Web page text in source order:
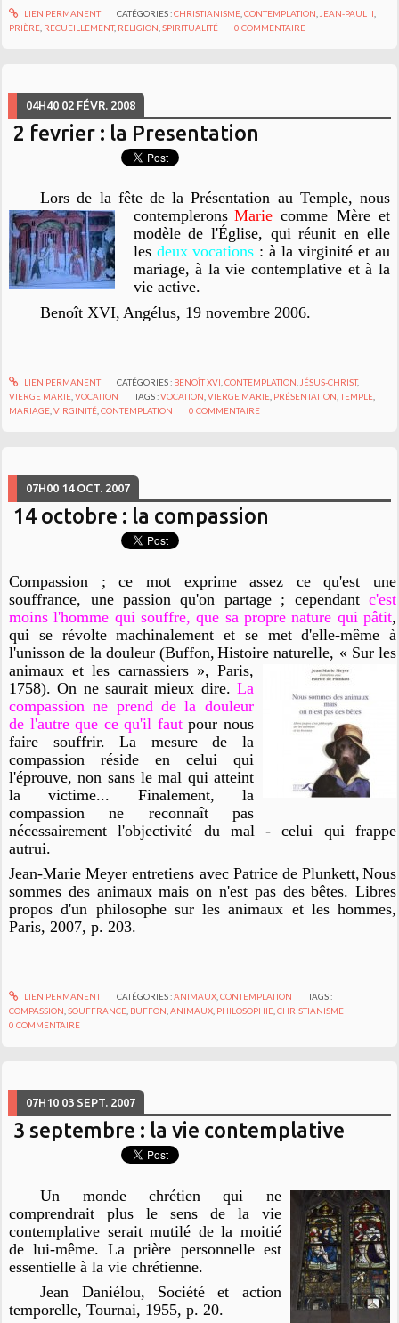
LIEN PERMANENT CATÉGORIES :CHRISTIANISME, CONTEMPLATION JEAN-PAUL II
PRIÈRE RECUEILLEMENT, RELIGION ,SPIRITUALITÉ 0 COMMENTAIRE
04H40 02 FÉVR. 2008
2 fevrier : la Presentation
Lors de la fête de la Présentation au Temple, nous
contemplerons Mariecomme Mère et
modèle de l'Église, qui réunit en elle
les deux vocations : à la virginité et au
mariage, à la vie contemplative et à la
vie active.
Benoît XVI, Angélus, 19 novembre 2006.
LIEN PERMANENT CATÉGORIES : BENOÎT XVI CONTEMPLATION JÉSUS-CHRIST,
VIERGE MARIE ,VOCATION TAGS :VOCATION ,VIERGE MARIE PRÉSENTATION ,TEMPLE
MARIAGE ,VIRGINITÉ ,CONTEMPLATION 0 COMMENTAIRE
07H00 14 OCT. 2007
14 octobre : la compassion
Compassion ; ce mot exprime assez ce qu'est une
souffrance, une passion qu'on partage ; cependantc'est
moins l'homme qui souffre, que sa propre nature qui pâtit,
qui se révolte machinalement et se met d'elle-même à
l'unisson de la douleur (Buffon, Histoire naturelle, « Sur les
animaux et les carnassiers », Paris,
1758). On ne saurait mieux dire. La
compassion ne prend de la douleur
de l'autre que ce qu'il fautpour nous
faire souffrir. La mesure de la
compassion réside en celui qui
l'éprouve, non sans le mal qui atteint
la victime... Finalement, la
compassion ne reconnaît pas
nécessairement l'objectivité du mal - celui qui frappe
autrui.
Jean-Marie Meyer entretiens avec Patrice de Plunkett, Nous
sommes des animaux mais on n'est pas des bêtes. Libres
propos d'un philosophe sur les animaux et les hommes,
Paris, 2007, p. 203.
LIEN PERMANENT CATÉGORIES :ANIMAUX, CONTEMPLATION
TAGS :
COMPASSION ,SOUFFRANCE BUFFON ,ANIMAUX PHILOSOPHIE ,CHRISTIANISME
0 COMMENTAIRE
07H10 03 SEPT. 2007
3 septembre : la vie contemplative
Un monde chrétien qui ne
comprendrait plus le sens de la vie
contemplative serait mutilé de la moitié
de lui-même. La prière personnelle est
essentielle à la vie chrétienne.
Jean Daniélou, Société et action
temporelle, Tournai, 1955, p. 20.